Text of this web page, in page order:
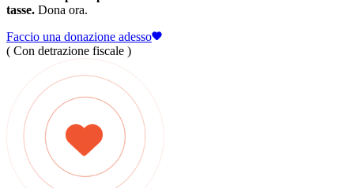
tasse. Dona ora.
Faccio una donazione adesso
( Con detrazione fiscale )